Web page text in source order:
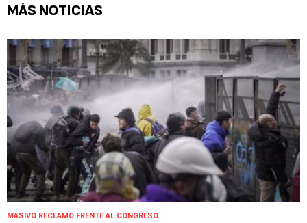
MÁS NOTICIAS
MASIVO RECLAMO FRENTE AL CONGRESO